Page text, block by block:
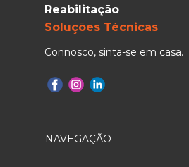
Reabilitação
Soluções Técnicas
Connosco, sinta-se em casa.
NAVEGAÇÃO